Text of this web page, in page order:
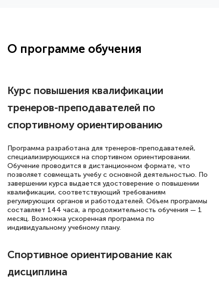
большое количество методических
Елена Кравченко
18 марта 2026
Выражаю благодарность за курс
повышения квалификации "Эксперт ЕГЭ по
русскому языку и литературе". Много
полезных материалов помогли
подготовиться к тестированию. Это
статьи. Времени на подготовку
достаточно. Курс помогает пройти
О программе обучения
Курс повышения квалификации
тренеров-преподавателей по
спортивному ориентированию
Программа разработана для тренеров-преподавателей,
специализирующихся на спортивном ориентировании.
Обучение проводится в дистанционном формате, что
позволяет совмещать учебу с основной деятельностью. По
завершении курса выдается удостоверение о повышении
квалификации, соответствующий требованиям
регулирующих органов и работодателей. Объем программы
составляет 144 часа, а продолжительность обучения — 1
месяц. Возможна ускоренная программа по
индивидуальному учебному плану.
Спортивное ориентирование как
дисциплина